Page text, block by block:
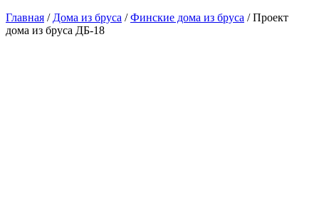
Главная / Дома из бруса /Финские дома из бруса / Проект
дома из бруса ДБ-18